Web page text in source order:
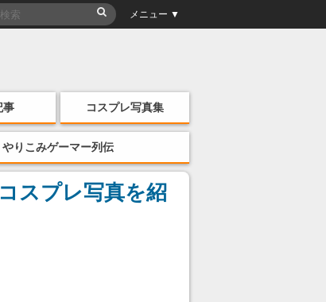
メニュー ▼
事 コスプレ写真集
やりこみゲーマー列伝
スプレ写真を紹